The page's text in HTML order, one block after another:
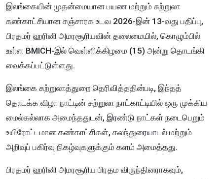
இலங்கையின் முதன்மையான பயண மற்றும் சுற்றுலா
கண்காட்சியான சஞ்சாரக உடவ 2026-இன் 13-வது பதிப்பு,
பிரதமர் ஹரினி அமரசூரியவின் தலைமையில், கொழும்பில்
உள்ள BMICH-இல் வெள்ளிக்கிழமை (15) அன்று தொடங்கி
வைக்கப்பட்டுள்ளது.
இலங்கை சுற்றுலாத்துறை தெரிவித்ததின்படி, இந்தத்
தொடக்க விழா நாட்டின் சுற்றுலா நாட்காட்டியில் ஒரு முக்கிய
மைல்கல்லாக அமைந்ததுடன், இரண்டு நாட்கள் நடைபெறும்
உயிரோட்டமான கண்காட்சிகள், கலந்துரையாடல் மற்றும்
அறிவுப் பகிர்வு நிகழ்வுகளுக்கும் களம் அமைத்தது.
பிரதமர் ஹரினி அமரசூரிய பிரதம விருந்தினராகவும்,